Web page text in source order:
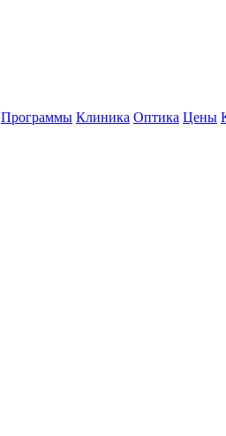
Программы Клиника Оптика Цены